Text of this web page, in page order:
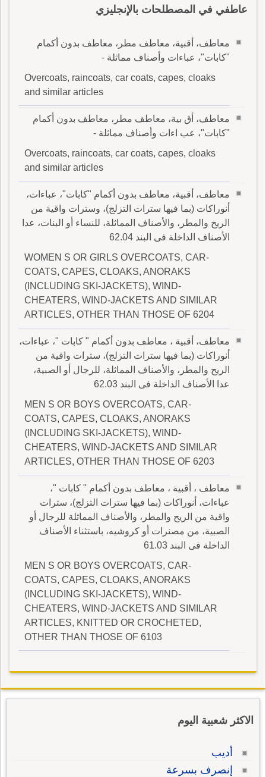
عاطفي في المصطلحات بالإنجليزي
معاطف، أقبية، معاطف مطر، معاطف بدون أكمام
"كابات"، عباءات وأصناف مماثلة -
Overcoats, raincoats, car coats, capes, cloaks
and similar articles
معاطف، أق بية، معاطف مطر، معاطف بدون أكمام
"كابات"، عب اءات وأصناف مماثلة -
Overcoats, raincoats, car coats, capes, cloaks
and similar articles
معاطف، أقبية، معاطف بدون أكمام "كابات"، عباءات،
أنوراكات (بما فيها سترات التزلج)، وسترات واقية من
الريح والمطر، والأصناف المماثلة، للنساء أو البنات، عدا
الأصناف الداخلة فى البند 62.04
WOMEN S OR GIRLS OVERCOATS, CAR-
COATS, CAPES, CLOAKS, ANORAKS
(INCLUDING SKI-JACKETS), WIND-
CHEATERS, WIND-JACKETS AND SIMILAR
ARTICLES, OTHER THAN THOSE OF 6204
معاطف، أقبية ، معاطف بدون أكمام " كابات "، عباءات،
أنوراكات (بما فيها سترات التزلج)، سترات واقية من
الريح والمطر، والأصناف المماثلة، للرجال أو الصبية،
عدا الأصناف الداخلة فى البند 62.03
MEN S OR BOYS OVERCOATS, CAR-
COATS, CAPES, CLOAKS, ANORAKS
(INCLUDING SKI-JACKETS), WIND-
CHEATERS, WIND-JACKETS AND SIMILAR
ARTICLES, OTHER THAN THOSE OF 6203
معاطف ، أقبية ، معاطف بدون أكمام " كابات "،
عباءات، أنوراكات (بما فيها سترات التزلج)، سترات
واقية من الريح والمطر، والأصناف المماثلة للرجال أو
الصبية، من مصنرات أو كروشيه، باستثناء الأصناف
الداخلة فى البند 61.03
MEN S OR BOYS OVERCOATS, CAR-
COATS, CAPES, CLOAKS, ANORAKS
(INCLUDING SKI-JACKETS), WIND-
CHEATERS, WIND-JACKETS AND SIMILAR
ARTICLES, KNITTED OR CROCHETED,
OTHER THAN THOSE OF 6103
الاكثر شعبية اليوم
أديب
إنصرف بسرعة